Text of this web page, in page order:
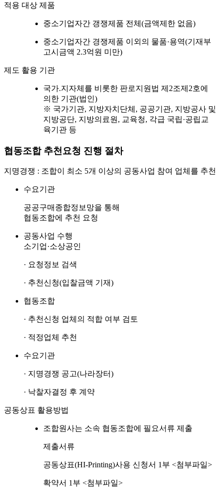
적용 대상 제품
중소기업자간 갱쟁제품 전체(금액제한 없음)
중소기업자간 경쟁제품 이외의 물품·용역(기재부
고시금액 2.3억원 미만)
제도 활용 기관
국가.지자체를 비롯한 판로지원법 제2조제2호에
의한 기관(법인)
※ 국가기관, 지방자치단체, 공공기관, 지방공사 및
지방공단, 지방의료원, 교육청, 각급 국립·공립교
육기관 등
협동조합 추천요청 진행 절차
지명경쟁 : 조합이 최소 5개 이상의 공동사업 참여 업체를 추천
수요기관
공공구매종합정보망을 통해
협동조합에 추천 요청
공동사업 수행
소기업·소상공인
· 요청정보 검색
· 추천신청(입찰금액 기재)
협동조합
· 추천신청 업체의 적합 여부 검토
· 적정업체 추천
수요기관
· 지명경쟁 공고(나라장터)
· 낙찰자결정 후 계약
공동상표 활용방법
조합원사는 소속 협동조합에 필요서류 제출
제출서류
공동상표(HI-Printing)사용 신청서 1부 <첨부파일>
확약서 1부 <첨부파일>